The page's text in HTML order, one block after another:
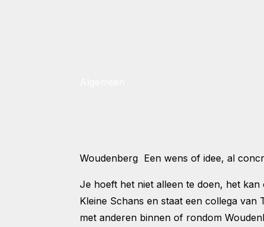
Woudenberg Een wens of idee, al
Je hoeft het niet alleen te doen, het
Kleine Schans en staat een collega van
met anderen binnen of rondom